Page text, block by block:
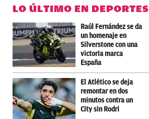
LO ÚLTIMO EN DEPORTES
Raúl Fernández se da
un homenaje en
Silverstone con una
victoria marca
España
El Atlético se deja
remontar en dos
minutos contra un
City sin Rodri